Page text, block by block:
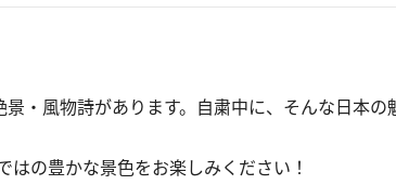
・風物詩があります。自粛中に、そんな日本の
はの豊かな景色をお楽しみください！